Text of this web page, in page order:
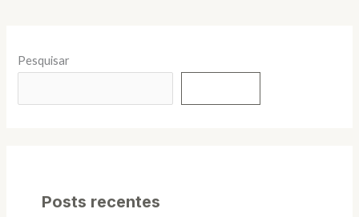
Pesquisar
Posts recentes